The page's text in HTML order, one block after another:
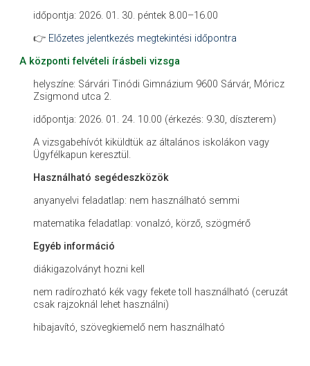
időpontja: 2026. 01. 30. péntek 8.00–16.00
👉 Előzetes jelentkezés megtekintési időpontra
A központi felvételi írásbeli vizsga
helyszíne: Sárvári Tinódi Gimnázium 9600 Sárvár, Móricz
Zsigmond utca 2.
időpontja: 2026. 01. 24. 10.00 (érkezés: 9.30, díszterem)
A vizsgabehívót kiküldtük az általános iskolákon vagy
Ügyfélkapun keresztül.
Használható segédeszközök
anyanyelvi feladatlap: nem használható semmi
matematika feladatlap: vonalzó, körző, szögmérő
Egyéb információ
diákigazolványt hozni kell
nem radírozható kék vagy fekete toll használható (ceruzát
csak rajzoknál lehet használni)
hibajavító, szövegkiemelő nem használható